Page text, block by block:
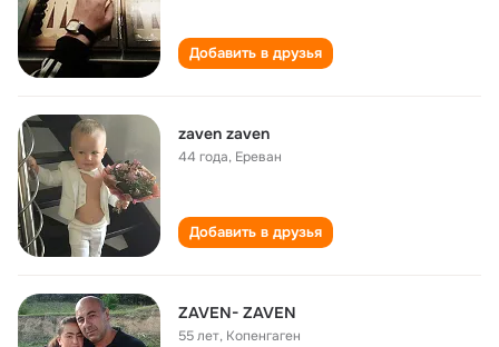
Добавить в друзья
zaven zaven
44 года, Ереван
Добавить в друзья
ZAVEN- ZAVEN
55 лет, Копенгаген